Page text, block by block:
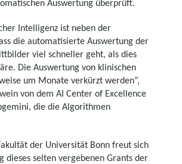
Auswertung überprüft.
Intelligenz ist neben der
die automatisierte Auswertung der
viel schneller geht, als dies
Die Auswertung von klinischen
um Monate verkürzt werden”,
von dem AI Center of Excellence
die die Algorithmen
der Universität Bonn freut sich
dieses selten vergebenen Grants der